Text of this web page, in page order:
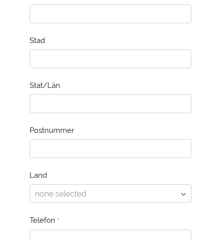
Stad
Stat/Län
Postnummer
Land
Telefon *